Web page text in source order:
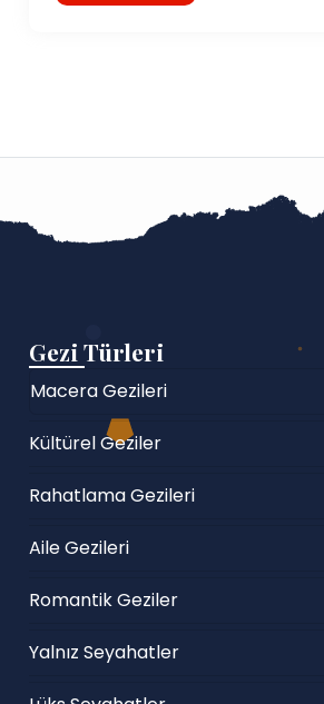
Gezi Türleri
Macera Gezileri
Kültürel Geziler
Rahatlama Gezileri
Aile Gezileri
Romantik Geziler
Yalnız Seyahatler